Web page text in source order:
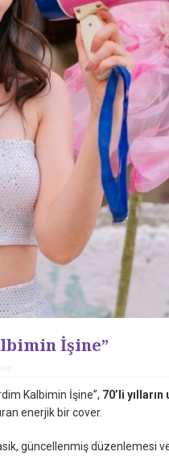
İşine”
Kalbimin İşine”, 70’li
enerjik bir cover.
güncellenmiş düzenlemesi